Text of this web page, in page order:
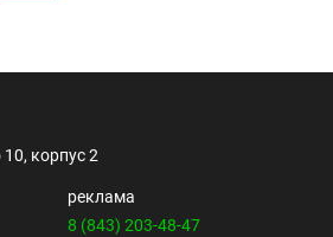
корпус 2
реклама
8 (843) 203-48-47